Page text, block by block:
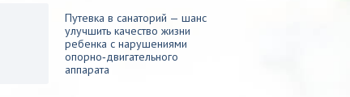
Путевка в санаторий — шанс
улучшить качество жизни
ребенка с нарушениями
опорно‑двигательного
аппарата